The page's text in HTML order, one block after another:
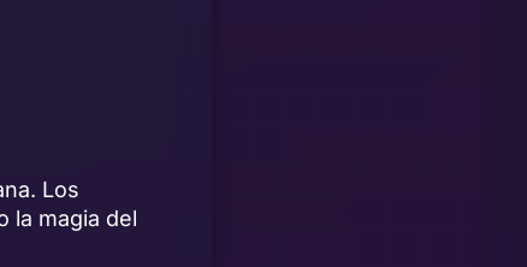
Los
la magia del